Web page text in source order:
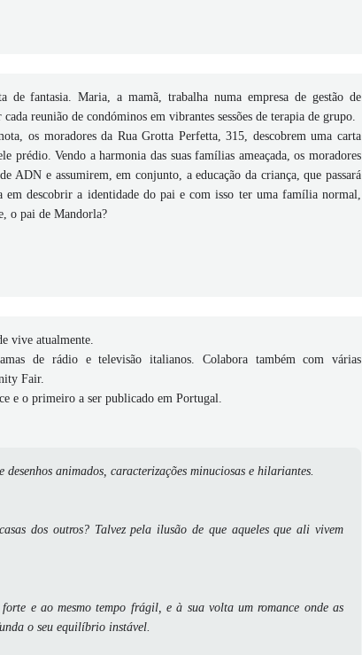
fantasia. Maria, a mamã, trabalha numa empresa de gestão de
reunião de condóminos em vibrantes sessões de terapia de grupo.
os moradores da Rua Grotta Perfetta, 315, descobrem uma carta
prédio. Vendo a harmonia das suas famílias ameaçada, os moradores
ADN e assumirem, em conjunto, a educação da criança, que passará
em descobrir a identidade do pai e com isso ter uma família normal,
o pai de Mandorla?
vive atualmente.
de rádio e televisão italianos. Colabora também com várias
Fair.
e o primeiro a ser publicado em Portugal.
animados, caracterizações minuciosas e hilariantes.
dos outros? Talvez pela ilusão de que aqueles que ali vivem
e ao mesmo tempo frágil, e à sua volta um romance onde as
o seu equilíbrio instável.